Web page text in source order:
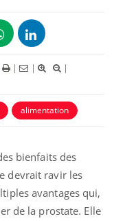
| |
|
alimentation
bienfaits des
devrait ravir les
avantages qui,
de la prostate. Elle